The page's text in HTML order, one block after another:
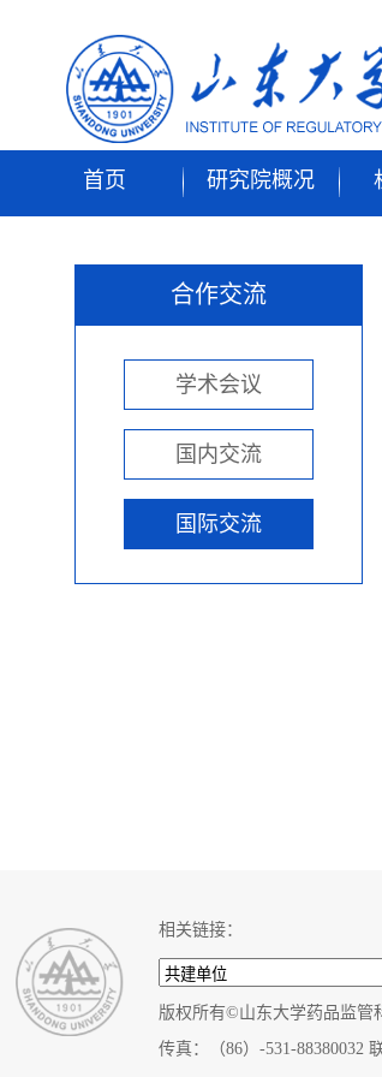
首页 研究院概况
合作交流
学术会议
国内交流
国际交流
相关链接：
版权所有©山东大学药品监
传真：（86）-531-88380032